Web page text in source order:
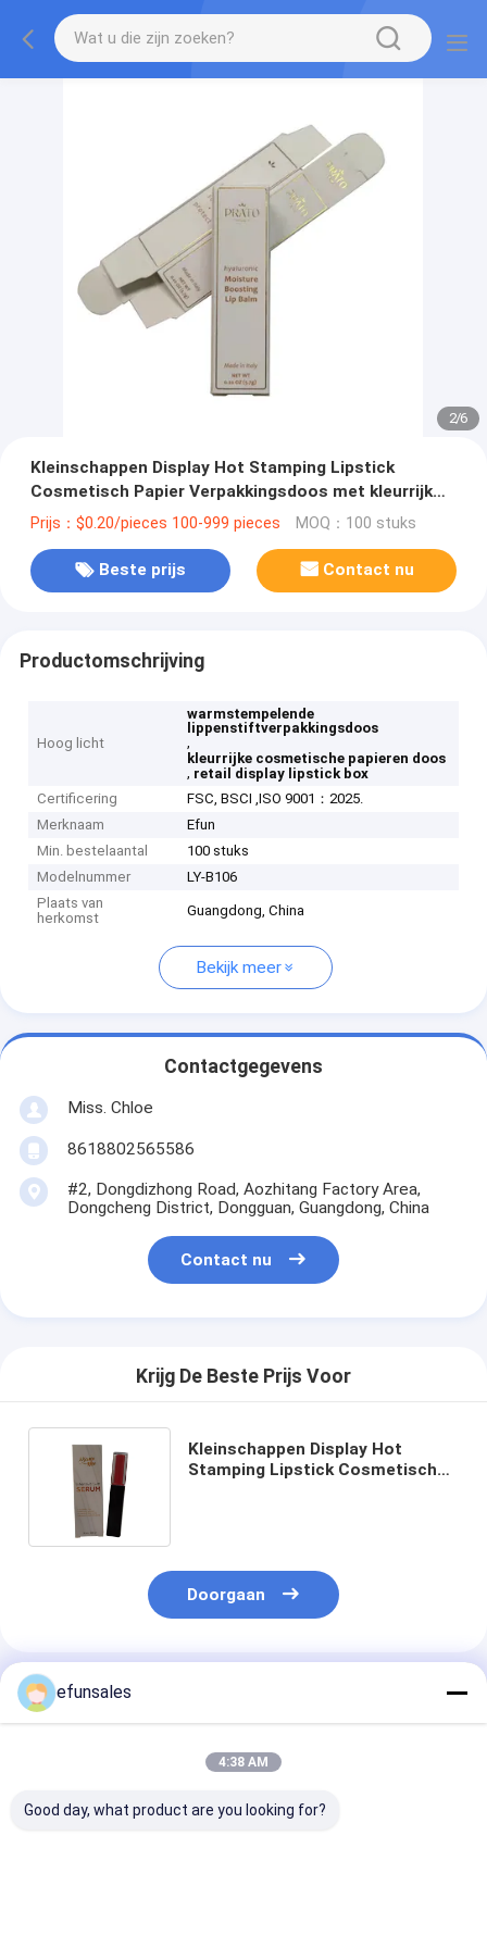
2/6
Kleinschappen Display Hot Stamping Lipstick
Cosmetisch Papier Verpakkingsdoos met kleurrijk
ontwerp
Prijs：$0.20/pieces 100-999 pieces MOQ：100 stuks
Beste prijs Contact nu
Productomschrijving
Hoog licht
warmstempelende
lippenstiftverpakkingsdoos
,
kleurrijke cosmetische papieren doos
, retail display lipstick box
Certificering
FSC, BSCI ,ISO 9001：2025.
Merknaam
Efun
Min. bestelaantal
100 stuks
Modelnummer
LY-B106
Plaats van
herkomst
Guangdong, China
Bekijk meer
Contactgegevens
Miss. Chloe
8618802565586
#2, Dongdizhong Road, Aozhitang Factory Area,
Dongcheng District, Dongguan, Guangdong, China
Contact nu
Krijg De Beste Prijs Voor
Kleinschappen Display Hot
Stamping Lipstick Cosmetisch
Doorgaan
Geadviseerde Producten
efunsales
4:38 AM
Good day, what product are you looking for?